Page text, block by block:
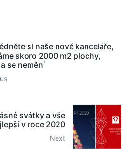
si naše nové kanceláře,
skoro 2000 m2 plochy,
se nemění
svátky a vše
v roce 2020
Next